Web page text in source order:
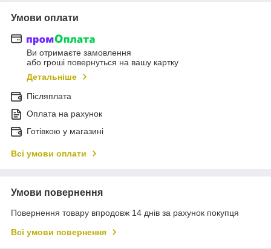
Умови оплати
Ви отримаєте замовлення
або гроші повернуться на вашу картку
Детальніше
Післяплата
Оплата на рахунок
Готівкою у магазині
Всі умови оплати
Умови повернення
Повернення товару впродовж 14 днів за рахунок покупця
Всі умови повернення